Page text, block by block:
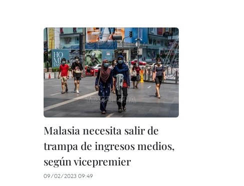
Malasia necesita salir de
trampa de ingresos medios,
según vicepremier
09/02/2023 09:49